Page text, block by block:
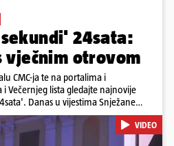
24sata:
vječnim otrovom
CMC-ja te na portalima i
Večernjeg lista gledajte najnovije
Danas u vijestima Snježane
37.000 tona opasnog otpada, Troje
Uhićen načelnik Svetog Ivana
Vejzovića, Krajaču režu ovlasti: Slijedi
VIDEO